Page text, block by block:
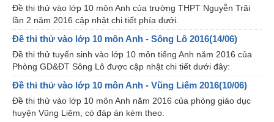
Đề thi thử vào lớp 10 môn Anh của trường THPT Nguyễn Trãi
lần 2 năm 2016 cập nhật chi tiết phía dưới.
Đề thi thử vào lớp 10 môn Anh - Sông Lô 2016(14/06)
Đề thi thử tuyển sinh vào lớp 10 môn tiếng Anh năm 2016 của
Phòng GD&ĐT Sông Lô được cập nhật chi tiết dưới đây:
Đề thi thử vào lớp 10 môn Anh - Vũng Liêm 2016(10/06)
Đề thi thử vào lớp 10 môn Anh năm 2016 của phòng giáo dục
huyện Vũng Liêm, có đáp án kèm theo.